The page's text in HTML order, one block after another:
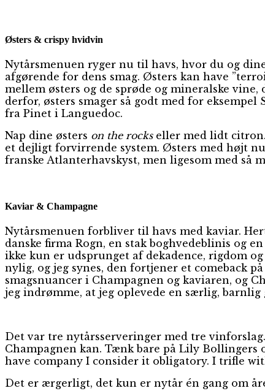
Østers & crispy hvidvin
Nytårsmenuen ryger nu til havs, hvor du og
afgørende for dens smag. Østers kan have
mellem østers og de sprøde og mineralske
derfor, østers smager så godt med for
fra Pinet i Languedoc.
Nap dine østers on the rockseller med lidt
et dejligt forvirrende system. Østers med højt
franske Atlanterhavskyst, men ligesom med så
Kaviar & Champagne
Nytårsmenuen forbliver til havs med kaviar.
danske firma Rogn, en stak boghvedeblinis og
ikke kun er udsprunget af dekadence, rigdom
nylig, og jeg synes, den fortjener et comeback
smagsnuancer i Champagnen og kaviaren, og
jeg indrømme, at jeg oplevede en særlig,
Det var tre nytårsserveringer med tre
Champagnen kan. Tænk bare på Lily Bollingers
have company I consider it obligatory. I trifle
Det er ærgerligt, det kun er nytår én gang om